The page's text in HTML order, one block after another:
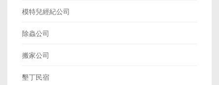
模特兒經紀公司
除蟲公司
搬家公司
墾丁民宿